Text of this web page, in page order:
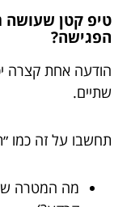
טיפ קטן שעושה
הפגישה?
הודעה אחת קצרה
שתיים.
תחשבו על זה כמו
מה המטרה